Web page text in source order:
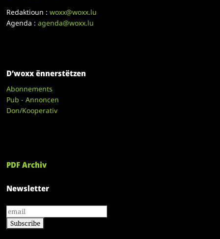
Redaktioun :woxx@woxx.lu
Agenda :agenda@woxx.lu
D’woxx ënnerstëtzen
Abonnements
Pub - Annoncen
Don/Kooperativ
PDF Archiv
Newsletter